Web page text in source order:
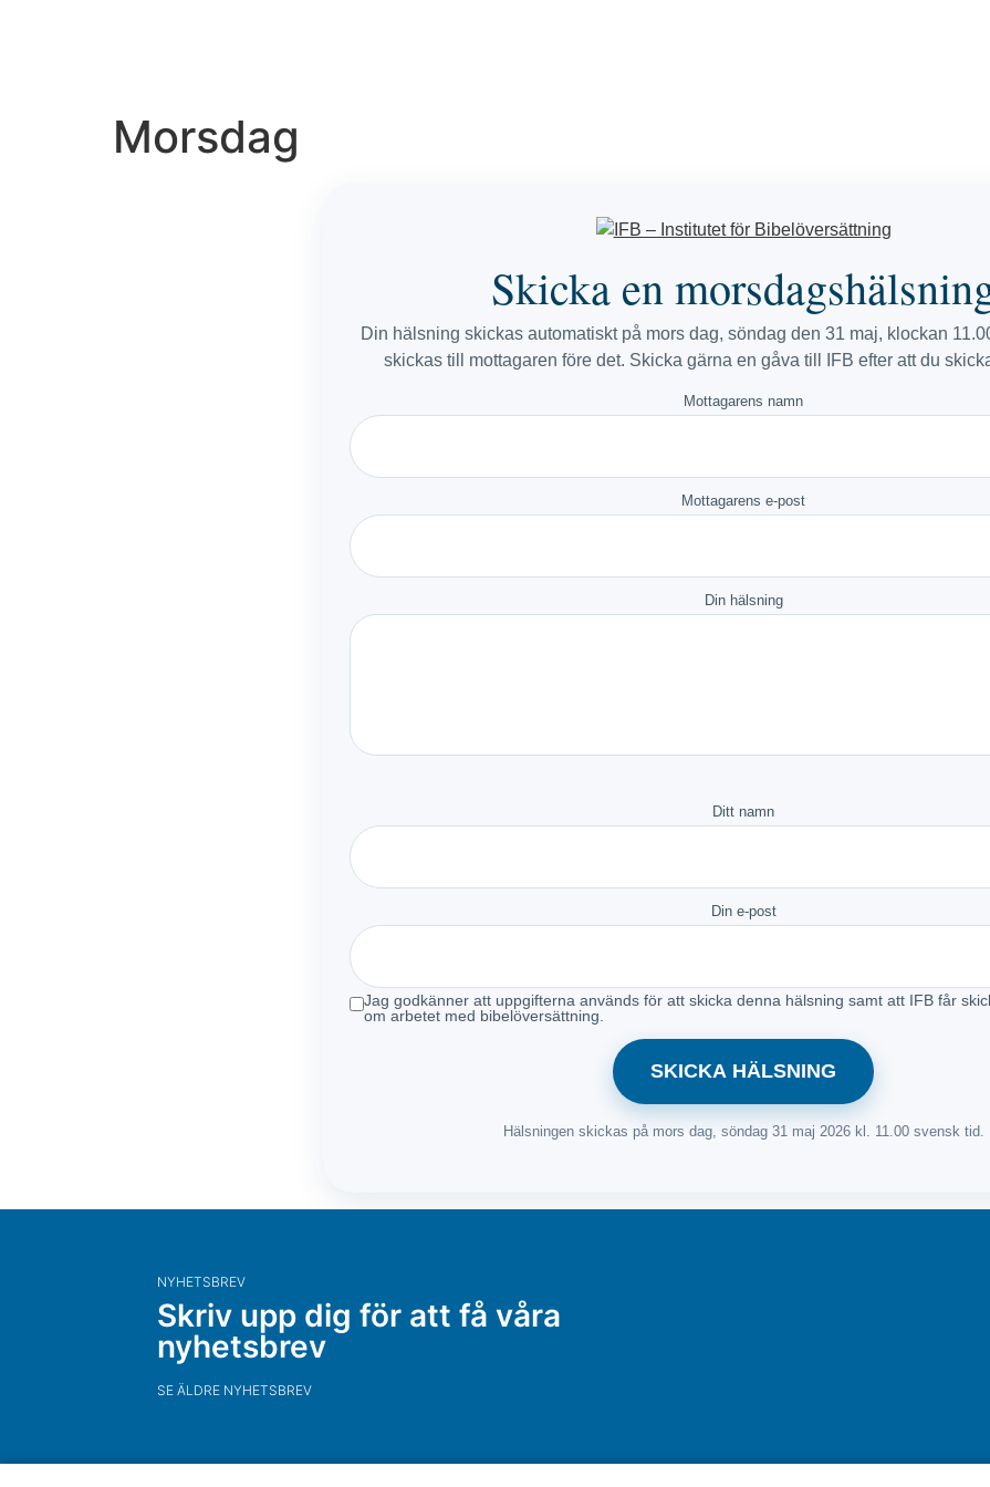
Morsdag
Skicka en
Din hälsning skickas automatiskt på mors dag, söndag den 31 maj, klockan
skickas till mottagaren före det. Skicka gärna en gåva till IFB efter att du
Mottagarens namn
Mottagarens e-post
Din hälsning
Ditt namn
Din e-post
Jag godkänner att uppgifterna används för att skicka denna hälsning samt att IFB får
om arbetet med bibelöversättning.
SKICKA HÄLSNING
Hälsningen skickas på mors dag, söndag 31 maj 2026 kl. 11.00 svensk tid.
NYHETSBREV
Skriv upp dig för att få våra
nyhetsbrev
SE ÄLDRE NYHETSBREV